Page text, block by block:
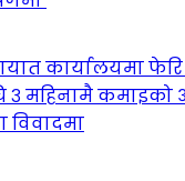
कार्यालयमा
महिनामै कमाइको
विवादमा